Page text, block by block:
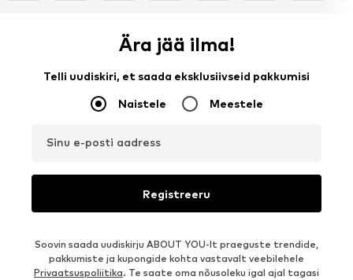
Ära jää ilma!
Telli uudiskiri, et saada eksklusiivseid pakkumisi
Naistele Meestele
Sinu e-posti aadress
Registreeru
Soovin saada uudiskirju ABOUT YOU-lt praeguste trendide,
pakkumiste ja kupongide kohta vastavalt veebilehele
Privaatsuspoliitika. Te saate oma nõusoleku igal ajal tagasi